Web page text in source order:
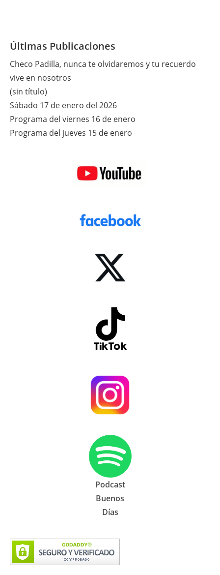
Últimas Publicaciones
Checo Padilla, nunca te olvidaremos y tu recuerdo
vive en nosotros
(sin título)
Sábado 17 de enero del 2026
Programa del viernes 16 de enero
Programa del jueves 15 de enero
Podcast
Buenos
Días